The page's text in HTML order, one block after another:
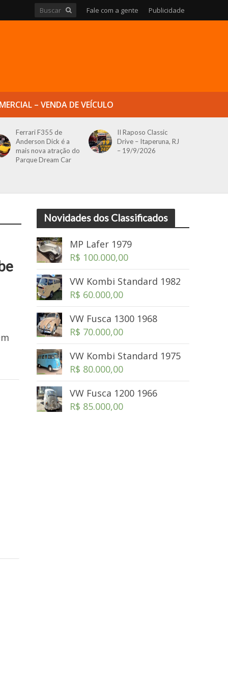
Fale com a gente Publicidade
– VENDA DE VEÍCULO
Ferrari F355 de
Anderson Dick é a
mais nova atração do
Parque Dream Car
II Raposo Classic
Drive – Itaperuna, RJ
– 19/9/2026
Novidades dos Classificados
MP Lafer 1979
R$ 100.000,00
VW Kombi Standard 1982
R$ 60.000,00
VW Fusca 1300 1968
R$ 70.000,00
VW Kombi Standard 1975
R$ 80.000,00
VW Fusca 1200 1966
R$ 85.000,00